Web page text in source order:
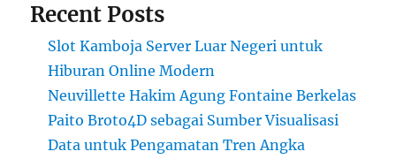
Recent Posts
Slot Kamboja Server Luar Negeri untuk
Hiburan Online Modern
Neuvillette Hakim Agung Fontaine Berkelas
Paito Broto4D sebagai Sumber Visualisasi
Data untuk Pengamatan Tren Angka